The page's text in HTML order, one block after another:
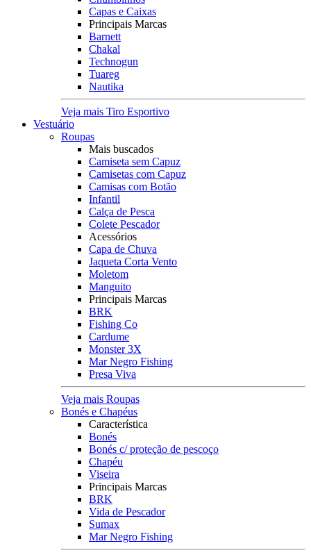
Capas e Caixas
Principais Marcas
Barnett
Chakal
Technogun
Tuareg
Nautika
Veja mais Tiro Esportivo
Vestuário
Roupas
Mais buscados
Camiseta sem Capuz
Camisetas com Capuz
Camisas com Botão
Infantil
Calça de Pesca
Colete Pescador
Acessórios
Capa de Chuva
Jaqueta Corta Vento
Moletom
Manguito
Principais Marcas
BRK
Fishing Co
Cardume
Monster 3X
Mar Negro Fishing
Presa Viva
Veja mais Roupas
Bonés e Chapéus
Característica
Bonés
Bonés c/ proteção de pescoço
Chapéu
Viseira
Principais Marcas
BRK
Vida de Pescador
Sumax
Mar Negro Fishing